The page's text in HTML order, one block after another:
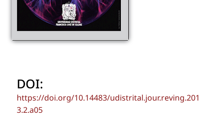
DOI:
https://doi.org/10.14483/udistrital.jour.reving.201
3.2.a05